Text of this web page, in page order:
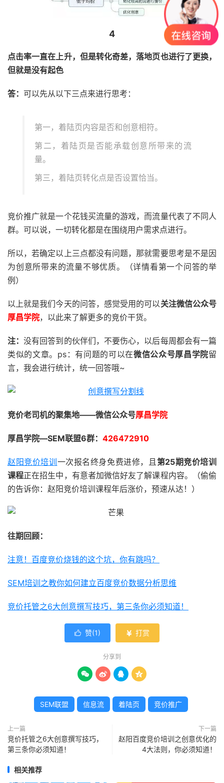
4
点击率一直在上升，但是转化奇差，落地页也进行了更换，
但就是没有起色
答： 可以先从以下三点来进行思考：
第一，着陆页内容是否和创意相符。
第二，着陆页是否能承载创意所带来的流
量。
第三，着陆页转化点是否设置恰当。
竞价推广就是一个花钱买流量的游戏，而流量代表了不同人
群。可以说，一切转化都是在围绕用户需求点进行。
所以，若确定以上三点都没有问题，那就需要思考是不是因
为创意所带来的流量不够优质。（详情看第一个问答的举
例）
以上就是我们今天的问答，感觉受用的可以 关注微信公众号
厚昌学院，以此来了解更多的竞价干货。
注：没有回答到的伙伴们，不要伤心，以后每周都会有一篇
类似的文章。ps：有问题的可以在微信公众号厚昌学院留
言，我会进行统计，统一回答哦~
竞价老司机的聚集地——微信公众号厚昌学院
厚昌学院—SEM联盟6群： 426472910
赵阳竞价培训一次报名终身免费进修，且 第25期竞价培训
课程正在招生中，有意者加微信好友了解课程内容。（偷偷
的告诉你：赵阳竞价培训课程年后涨价，预速从达！）
往期回顾：
注意！百度竞价烧钱的这个坑，你有跳吗？
SEM培训之教你如何建立百度竞价数据分析思维
竞价托管之6大创意撰写技巧，第三条你必须知道！
 赞(1)  打赏
分享到
   
SEM联盟 信息流 着陆页 竞价推广
上一篇
竞价托管之6大创意撰写技巧，
第三条你必须知道！
下一篇
赵阳百度竞价培训之创意优化的
4大法则，你必须知道！
相关推荐